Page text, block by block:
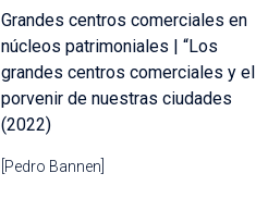
Grandes centros comerciales en
núcleos patrimoniales | “Los
grandes centros comerciales y el
porvenir de nuestras ciudades
(2022)
[Pedro Bannen]